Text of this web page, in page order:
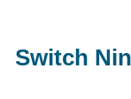
Switch